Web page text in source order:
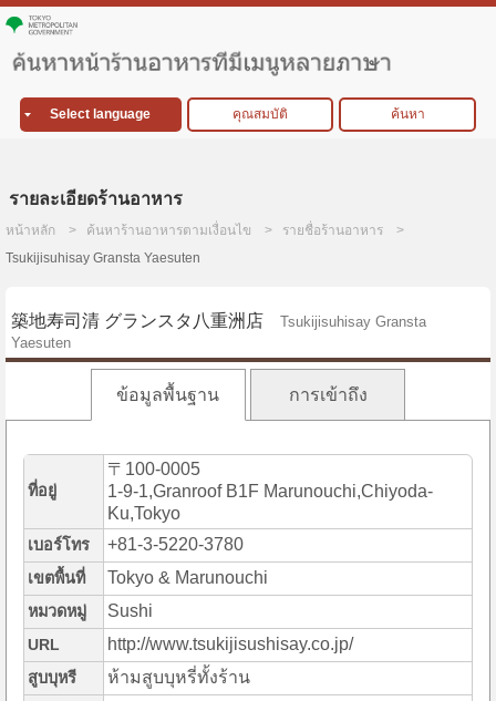
Select language คุณสมบัติ ค้นหา
รายละเอียดร้านอาหาร
หน้าหลัก ค้นหาร้านอาหารตามเงื่อนไข
รายชื่อร้านอาหาร
Tsukijisuhisay Gransta Yaesuten
築地寿司清 グランスタ八重洲店
Tsukijisuhisay Gransta
Yaesuten
ข้อมูลพื้นฐาน การเข้าถึง
ที่อยู่
〒100-0005
1-9-1,Granroof B1F Marunouchi,Chiyoda-
Ku,Tokyo
เบอร์โทร +81-3-5220-3780
เขตพื้นที่ Tokyo & Marunouchi
หมวดหมู่ Sushi
URL http://www.tsukijisushisay.co.jp/
สูบบุหรี ห้ามสูบบุหรี่ทั้งร้าน